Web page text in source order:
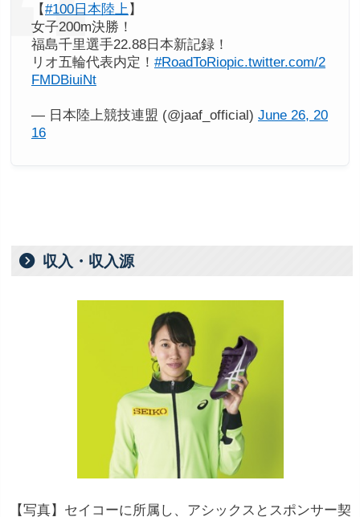
【#100日本陸上】
女子200m決勝！
福島千里選手22.88日本新記録！
リオ五輪代表内定！ #RoadToRiopic.twitter.com/2
FMDBiuiNt
— 日本陸上競技連盟 (@jaaf_official) June 26, 20
16
収入・収入源
【写真】セイコーに所属し、アシックスとスポンサー契